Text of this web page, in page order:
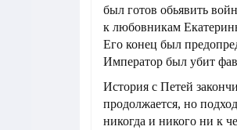
был готов обьявить
к любовникам
Его конец был
Император был убит
История с Петей
продолжается, но
никогда и никого ни к